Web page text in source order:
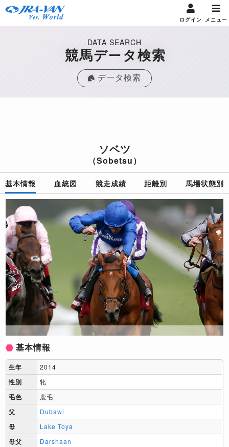
ログイン メニュー
DATA SEARCH
競馬データ検索
データ検索
ソベツ
（Sobetsu）
基本情報 血統図 競走成績 距離別 馬場状態別
基本情報
生年 2014
性別 牝
毛色 鹿毛
父 Dubawi
母 Lake Toya
母父 Darshaan